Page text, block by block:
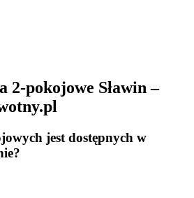
2-pokojowe Sławin –
jest dostępnych w